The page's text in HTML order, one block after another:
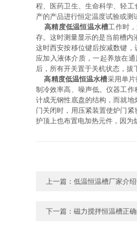
程、医药卫生、生命科学、轻
产的产品进行恒定温度试验或测
高精度低温恒温水槽工作时
存。这时测量显示的是当前槽内
这时西安按移位键后按减数键
应加入液体介质，一起养放在
后，所有开关置于关机状态，拔
高精度低温恒温水槽采用单
制冷效率高、噪声低。仪器工
计成无钢性底盘的结构，而就
门关闭时，用压紧装置使炉门
护顶上也布置电加热元件，因为
上一篇： 低温恒温槽厂家介
下一篇： 磁力搅拌恒温槽正